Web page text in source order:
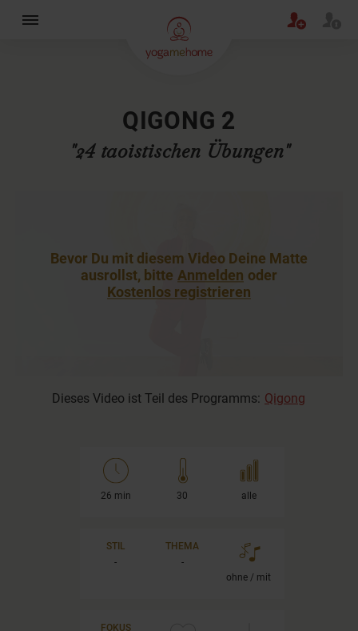
QIGONG 2
"24 taoistischen Übungen"
Bevor Du mit diesem Video Deine Matte
ausrollst, bitte Anmelden oder
Kostenlos registrieren
Dieses Video ist Teil des Programms: Qigong
26 min 30 alle
STIL
-
THEMA
-
ohne / mit
FOKUS